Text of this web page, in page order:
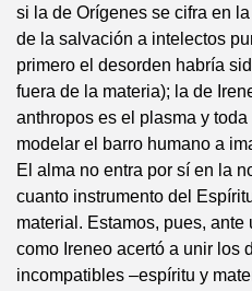
si la de Orígenes se cifra en
de la salvación a intelectos
primero el desorden habría
fuera de la materia); la de
anthropos es el plasma y
modelar el barro humano a
El alma no entra por sí en la
cuanto instrumento del
material. Estamos, pues,
como Ireneo acertó a unir los
incompatibles –espíritu y